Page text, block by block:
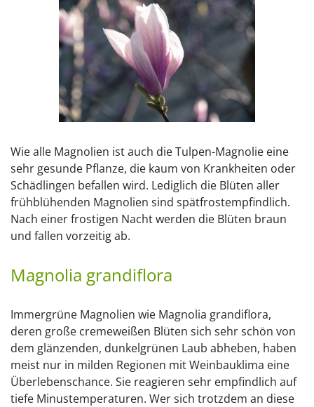
Wie alle Magnolien ist auch die Tulpen-Magnolie eine
sehr gesunde Pflanze, die kaum von Krankheiten oder
Schädlingen befallen wird. Lediglich die Blüten aller
frühblühenden Magnolien sind spätfrostempfindlich.
Nach einer frostigen Nacht werden die Blüten braun
und fallen vorzeitig ab.
Magnolia grandiflora
Immergrüne Magnolien wie Magnolia grandiflora,
deren große cremeweißen Blüten sich sehr schön von
dem glänzenden, dunkelgrünen Laub abheben, haben
meist nur in milden Regionen mit Weinbauklima eine
Überlebenschance. Sie reagieren sehr empfindlich auf
tiefe Minustemperaturen. Wer sich trotzdem an diese